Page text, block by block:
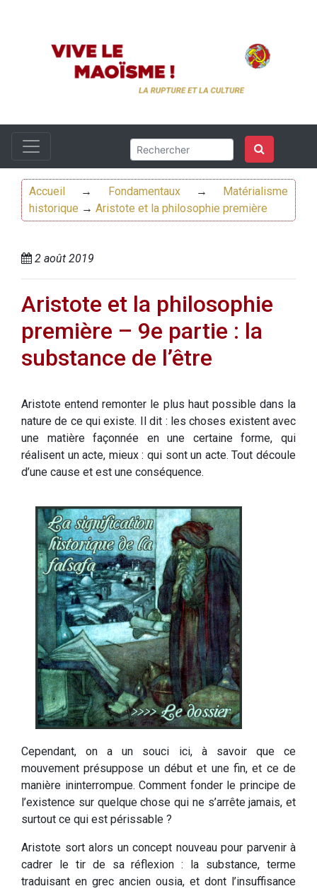
Accueil → Fondamentaux→
Matérialisme
historique → Aristote et la philosophie première
2 août 2019
Aristote et la philosophie
première – 9e partie : la
substance de l’être
Aristote entend remonter le plus haut possible dans la
nature de ce qui existe. Il dit : les choses existent avec
une matière façonnée en une certaine forme, qui
réalisent un acte, mieux : qui sont un acte. Tout découle
d’une cause et est une conséquence.
Cependant, on a un souci ici, à savoir que ce
mouvement présuppose un début et une fin, et ce de
manière ininterrompue. Comment fonder le principe de
l’existence sur quelque chose qui ne s’arrête jamais, et
surtout ce qui est périssable ?
Aristote sort alors un concept nouveau pour parvenir à
cadrer le tir de sa réflexion : la substance, terme
traduisant en grec ancien ousia, et dont l’insuffisance